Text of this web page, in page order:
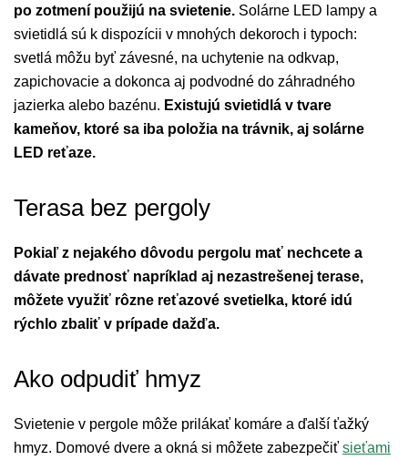
po zotmení použijú na svietenie. Solárne LED lampy a
svietidlá sú k dispozícii v mnohých dekoroch i typoch:
svetlá môžu byť závesné, na uchytenie na odkvap,
zapichovacie a dokonca aj podvodné do záhradného
jazierka alebo bazénu. Existujú svietidlá v tvare
kameňov, ktoré sa iba položia na trávnik, aj solárne
LED reťaze.
Terasa bez pergoly
Pokiaľ z nejakého dôvodu pergolu mať nechcete a
dávate prednosť napríklad aj nezastrešenej terase,
môžete využiť rôzne reťazové svetielka, ktoré idú
rýchlo zbaliť v prípade dažďa.
Ako odpudiť hmyz
Svietenie v pergole môže prilákať komáre a ďalší ťažký
hmyz. Domové dvere a okná si môžete zabezpečiť sieťami